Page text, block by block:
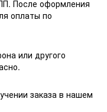
После оформления
оплаты по
или другого
заказа в нашем